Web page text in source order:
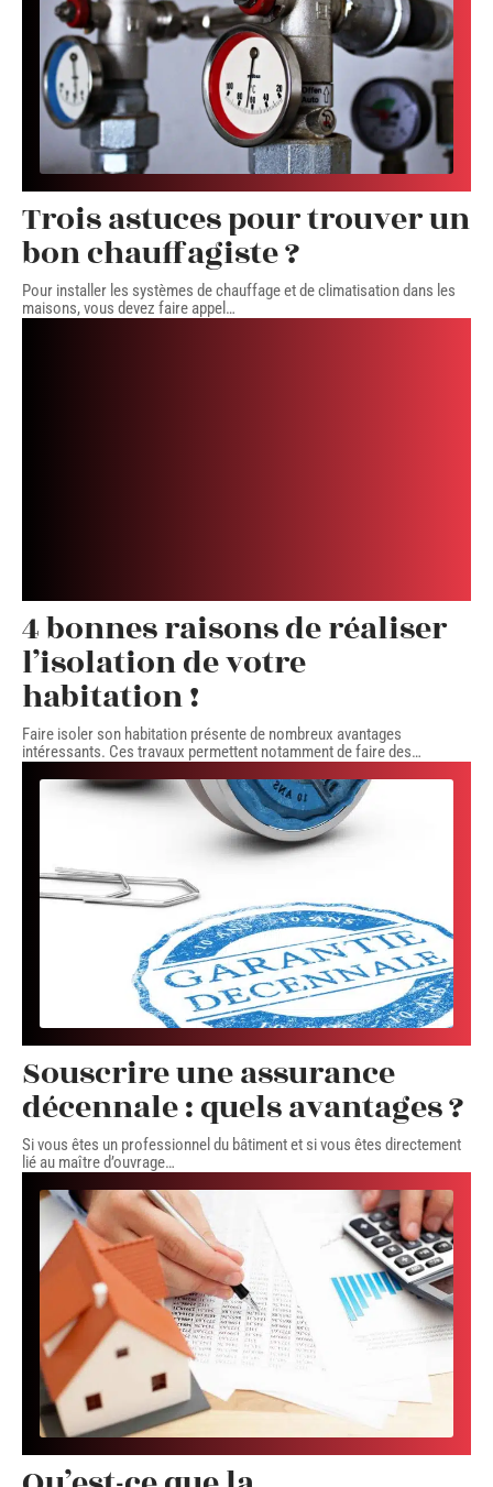
Trois astuces pour trouver un
bon chauffagiste ?
Pour installer les systèmes de chauffage et de climatisation dans les
maisons, vous devez faire appel …
4 bonnes raisons de réaliser
l’isolation de votre
habitation !
Faire isoler son habitation présente de nombreux avantages
intéressants. Ces travaux permettent notamment de faire des…
Souscrire une assurance
décennale : quels avantages ?
Si vous êtes un professionnel du bâtiment et si vous êtes directement
lié au maître d’ouvrage…